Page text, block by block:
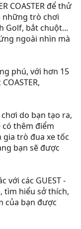
COASTER để thử
những trò chơi
Golf, bắt chuột...
ngoài nhìn mà
phú, với hơn 15
do bạn tạo ra,
có thêm điểm
trò đua xe tốc
bạn sẽ được
với các GUEST -
tìm hiểu sở thích,
của bạn được